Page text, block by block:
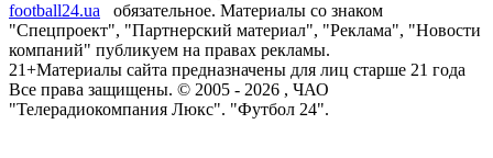
football24.ua
обязательное. Материалы со знаком
"Спецпроект", "Партнерский материал", "Реклама", "Новости
компаний" публикуем на правах рекламы.
21+Материалы сайта предназначены для лиц старше 21 года
Все права защищены. © 2005 - 2026 , ЧАО
"Телерадиокомпания Люкс". "Футбол 24".